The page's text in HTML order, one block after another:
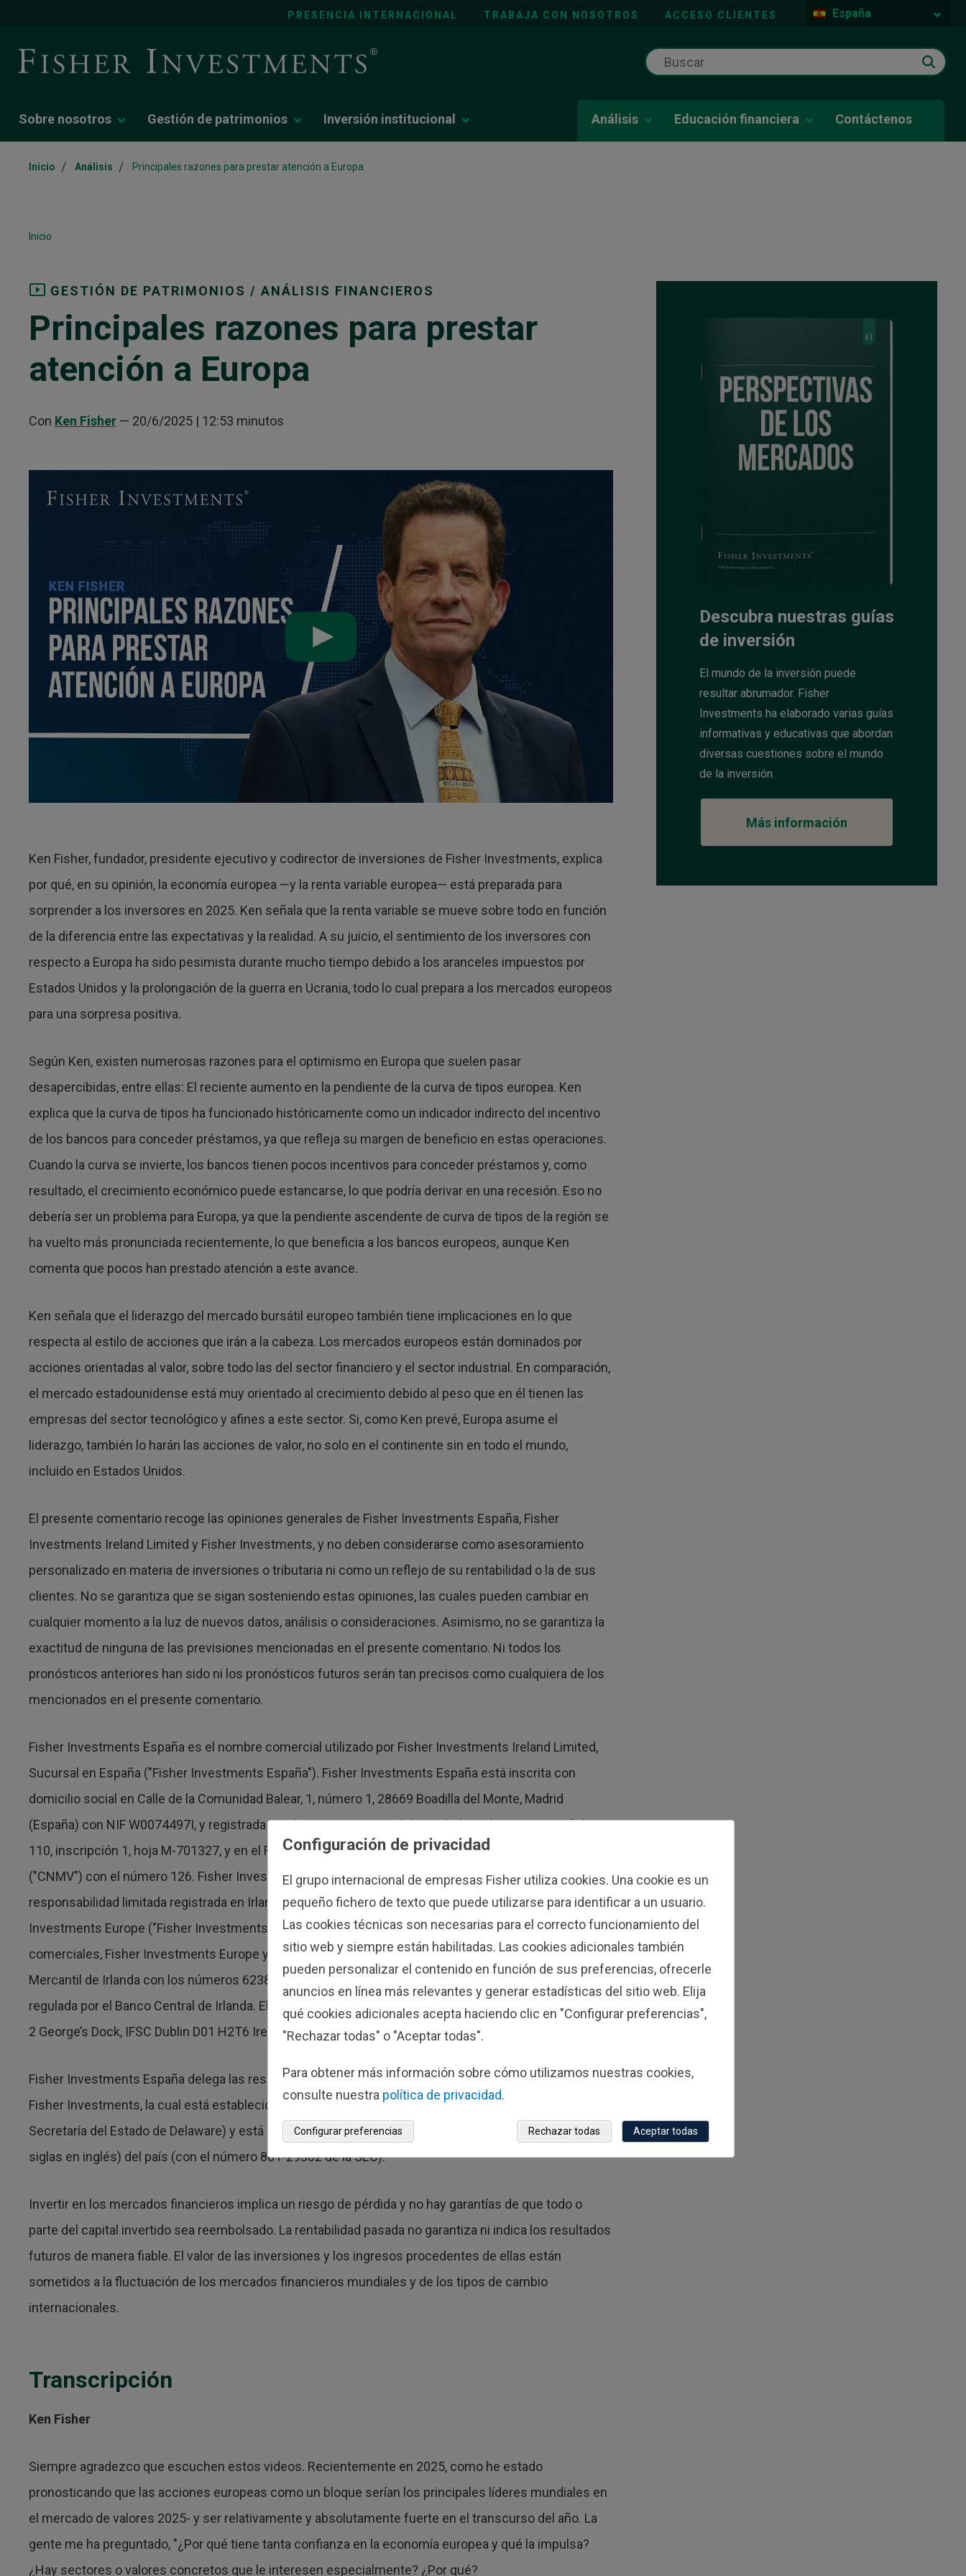
PRESENCIA INTERNACIONAL TRABAJA CON NOSOTROS ACCESO CLIENTES España
Sobre nosotros Gestión de patrimonios Inversión institucional Análisis Educación financiera Contáctenos
Inicio / Análisis / Principales razones para prestar atención a Europa
Inicio
GESTIÓN DE PATRIMONIOS / ANÁLISIS FINANCIEROS
Principales razones para prestar
atención a Europa
Con Ken Fisher — 20/6/2025 | 12:53 minutos
Ken Fisher, fundador, presidente ejecutivo y codirector de inversiones de Fisher Investments, explica
por qué, en su opinión, la economía europea —y la renta variable europea— está preparada para
sorprender a los inversores en 2025. Ken señala que la renta variable se mueve sobre todo en función
de la diferencia entre las expectativas y la realidad. A su juicio, el sentimiento de los inversores con
respecto a Europa ha sido pesimista durante mucho tiempo debido a los aranceles impuestos por
Estados Unidos y la prolongación de la guerra en Ucrania, todo lo cual prepara a los mercados europeos
para una sorpresa positiva.
Según Ken, existen numerosas razones para el optimismo en Europa que suelen pasar
desapercibidas, entre ellas: El reciente aumento en la pendiente de la curva de tipos europea. Ken
explica que la curva de tipos ha funcionado históricamente como un indicador indirecto del incentivo
de los bancos para conceder préstamos, ya que refleja su margen de beneficio en estas operaciones.
Cuando la curva se invierte, los bancos tienen pocos incentivos para conceder préstamos y, como
resultado, el crecimiento económico puede estancarse, lo que podría derivar en una recesión. Eso no
debería ser un problema para Europa, ya que la pendiente ascendente de curva de tipos de la región se
ha vuelto más pronunciada recientemente, lo que beneficia a los bancos europeos, aunque Ken
comenta que pocos han prestado atención a este avance.
Ken señala que el liderazgo del mercado bursátil europeo también tiene implicaciones en lo que
respecta al estilo de acciones que irán a la cabeza. Los mercados europeos están dominados por
acciones orientadas al valor, sobre todo las del sector financiero y el sector industrial. En comparación,
el mercado estadounidense está muy orientado al crecimiento debido al peso que en él tienen las
empresas del sector tecnológico y afines a este sector. Si, como Ken prevé, Europa asume el
liderazgo, también lo harán las acciones de valor, no solo en el continente sin en todo el mundo,
incluido en Estados Unidos.
El presente comentario recoge las opiniones generales de Fisher Investments España, Fisher
Investments Ireland Limited y Fisher Investments, y no deben considerarse como asesoramiento
personalizado en materia de inversiones o tributaria ni como un reflejo de su rentabilidad o la de sus
clientes. No se garantiza que se sigan sosteniendo estas opiniones, las cuales pueden cambiar en
cualquier momento a la luz de nuevos datos, análisis o consideraciones. Asimismo, no se garantiza la
exactitud de ninguna de las previsiones mencionadas en el presente comentario. Ni todos los
pronósticos anteriores han sido ni los pronósticos futuros serán tan precisos como cualquiera de los
mencionados en el presente comentario.
Fisher Investments España es el nombre comercial utilizado por Fisher Investments Ireland Limited,
Sucursal en España ("Fisher Investments España"). Fisher Investments España está inscrita con
domicilio social en Calle de la Comunidad Balear, 1, número 1, 28669 Boadilla del Monte, Madrid
(España) con NIF W0074497I, y registrada en el Registro Mercantil de Madrid en el tomo 39501, folio
110, inscripción 1, hoja M-701327, y en el Registro de la Comisión Nacional del Mercado de Valores
("CNMV") con el número 126. Fisher Investments Ireland Limited es una empresa privada de
responsabilidad limitada registrada en Irlanda que también opera bajo la denominación de Fisher
Investments Europe ("Fisher Investments Europe"). Fisher Investments Ireland Limited y sus nombres
comerciales, Fisher Investments Europe y Fisher Investments España, están inscritos en el Registro
Mercantil de Irlanda con los números 623847, 629724 y 629725. Fisher Investments Europe está
regulada por el Banco Central de Irlanda. El domicilio social de Fisher Investments Europe es 1st Floor
2 George’s Dock, IFSC Dublin D01 H2T6 Ireland.
Fisher Investments España delega las responsabilidades de gestión de carteras a su empresa matriz,
Fisher Investments, la cual está establecida en Estados Unidos (con el número 3936233 de la
Secretaría del Estado de Delaware) y está regulada por la Comisión de Valores y Bolsa (SEC, por sus
siglas en inglés) del país (con el número 801-29362 de la SEC).
Invertir en los mercados financieros implica un riesgo de pérdida y no hay garantías de que todo o
parte del capital invertido sea reembolsado. La rentabilidad pasada no garantiza ni indica los resultados
futuros de manera fiable. El valor de las inversiones y los ingresos procedentes de ellas están
sometidos a la fluctuación de los mercados financieros mundiales y de los tipos de cambio
internacionales.
Transcripción
Ken Fisher
Siempre agradezco que escuchen estos videos. Recientemente en 2025, como he estado
pronosticando que las acciones europeas como un bloque serían los principales líderes mundiales en
el mercado de valores 2025- y ser relativamente y absolutamente fuerte en el transcurso del año. La
gente me ha preguntado, "¿Por qué tiene tanta confianza en la economía europea y qué la impulsa?
¿Hay sectores o valores concretos que le interesen especialmente? ¿Por qué?
Descubra nuestras guías
de inversión
El mundo de la inversión puede
resultar abrumador. Fisher
Investments ha elaborado varias guías
informativas y educativas que abordan
diversas cuestiones sobre el mundo
de la inversión.
Más información
Configuración de privacidad
El grupo internacional de empresas Fisher utiliza cookies. Una cookie es un
pequeño fichero de texto que puede utilizarse para identificar a un usuario.
Las cookies técnicas son necesarias para el correcto funcionamiento del
sitio web y siempre están habilitadas. Las cookies adicionales también
pueden personalizar el contenido en función de sus preferencias, ofrecerle
anuncios en línea más relevantes y generar estadísticas del sitio web. Elija
qué cookies adicionales acepta haciendo clic en "Configurar preferencias",
"Rechazar todas" o "Aceptar todas".
Para obtener más información sobre cómo utilizamos nuestras cookies,
consulte nuestra política de privacidad.
Aceptar todas
Rechazar todas
Configurar preferencias